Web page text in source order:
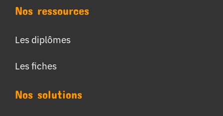
Nos ressources
Les diplômes
Les fiches
Nos solutions